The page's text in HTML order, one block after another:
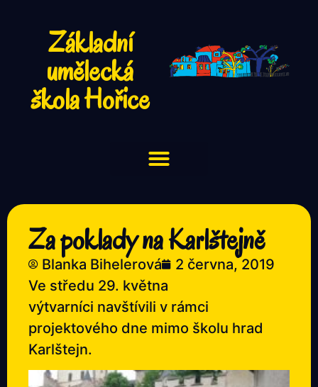
Základní
umělecká
škola Hořice
Za poklady na Karlštejně
Blanka Bihelerová
2 června, 2019
Ve středu 29. května
výtvarníci navštívili v rámci
projektového dne mimo školu hrad
Karlštejn.